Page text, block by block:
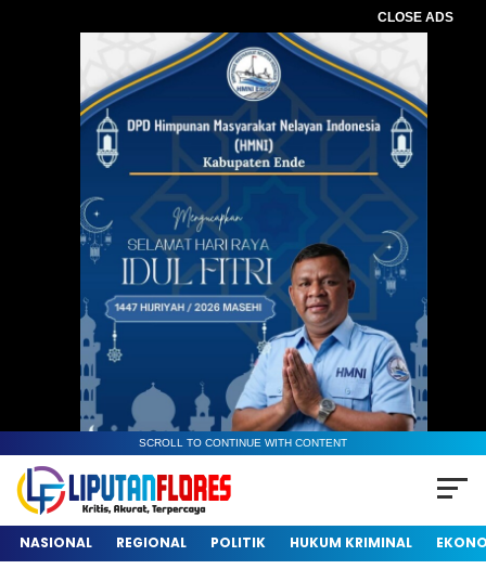
CLOSE ADS
SCROLL TO CONTINUE WITH CONTENT
NASIONAL REGIONAL POLITIK HUKUM KRIMINAL